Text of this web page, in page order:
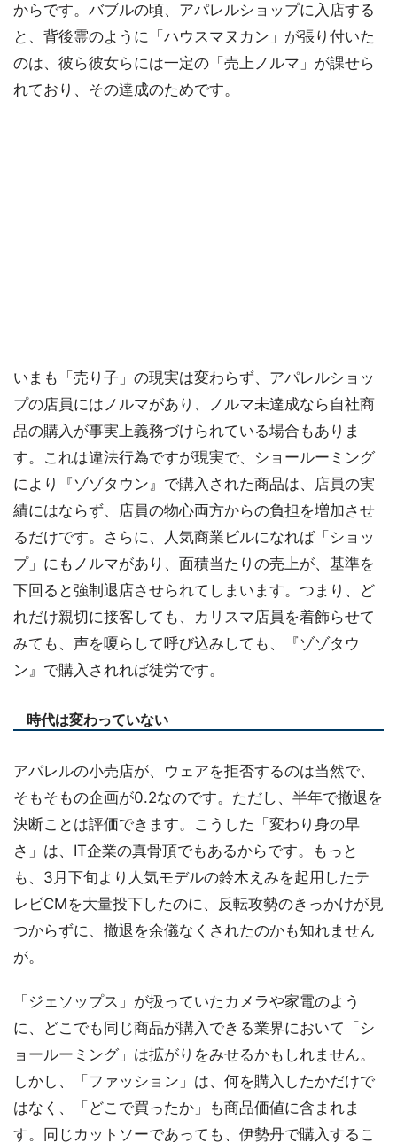
からです。バブルの頃、アパレルショップに入店する
と、背後霊のように「ハウスマヌカン」が張り付いた
のは、彼ら彼女らには一定の「売上ノルマ」が課せら
れており、その達成のためです。
いまも「売り子」の現実は変わらず、アパレルショッ
プの店員にはノルマがあり、ノルマ未達成なら自社商
品の購入が事実上義務づけられている場合もありま
す。これは違法行為ですが現実で、ショールーミング
により『ゾゾタウン』で購入された商品は、店員の実
績にはならず、店員の物心両方からの負担を増加させ
るだけです。さらに、人気商業ビルになれば「ショッ
プ」にもノルマがあり、面積当たりの売上が、基準を
下回ると強制退店させられてしまいます。つまり、ど
れだけ親切に接客しても、カリスマ店員を着飾らせて
みても、声を嗄らして呼び込みしても、『ゾゾタウ
ン』で購入されれば徒労です。
時代は変わっていない
アパレルの小売店が、ウェアを拒否するのは当然で、
そもそもの企画が0.2なのです。ただし、半年で撤退を
決断ことは評価できます。こうした「変わり身の早
さ」は、IT企業の真骨頂でもあるからです。もっと
も、3月下旬より人気モデルの鈴木えみを起用したテ
レビCMを大量投下したのに、反転攻勢のきっかけが見
つからずに、撤退を余儀なくされたのかも知れません
が。
「ジェソップス」が扱っていたカメラや家電のよう
に、どこでも同じ商品が購入できる業界において「シ
ョールーミング」は拡がりをみせるかもしれません。
しかし、「ファッション」は、何を購入したかだけで
はなく、「どこで買ったか」も商品価値に含まれま
す。同じカットソーであっても、伊勢丹で購入するこ